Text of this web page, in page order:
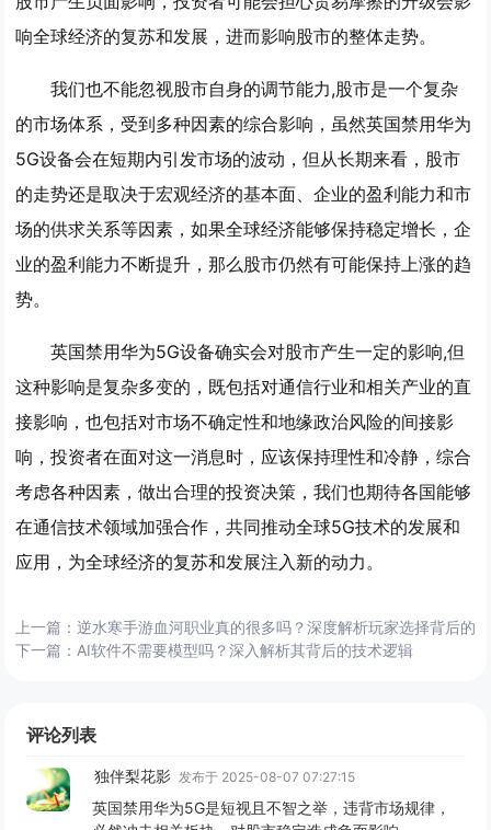
响全球经济的复苏和发展，进而影响股市的整体走势。
我们也不能忽视股市自身的调节能力,股市是一个复杂
的市场体系，受到多种因素的综合影响，虽然英国禁用华为
5G设备会在短期内引发市场的波动，但从长期来看，股市
的走势还是取决于宏观经济的基本面、企业的盈利能力和市
场的供求关系等因素，如果全球经济能够保持稳定增长，企
业的盈利能力不断提升，那么股市仍然有可能保持上涨的趋
势。
英国禁用华为5G设备确实会对股市产生一定的影响,但
这种影响是复杂多变的，既包括对通信行业和相关产业的直
接影响，也包括对市场不确定性和地缘政治风险的间接影
响，投资者在面对这一消息时，应该保持理性和冷静，综合
考虑各种因素，做出合理的投资决策，我们也期待各国能够
在通信技术领域加强合作，共同推动全球5G技术的发展和
应用，为全球经济的复苏和发展注入新的动力。
上一篇：逆水寒手游血河职业真的很多吗？深度解析玩家选择背后的
下一篇： AI软件不需要模型吗？深入解析其背后的技术逻辑
评论列表
独伴梨花影 发布于 2025-08-07 07:27:15
英国禁用华为5G是短视且不智之举，违背市场规律，